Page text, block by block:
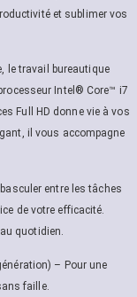
et sublimer vos
le travail bureautique
Intel® Core™ i7
Full HD donne vie à vos
il vous accompagne
entre les tâches
de votre efficacité.
quotidien.
– Pour une
faille.